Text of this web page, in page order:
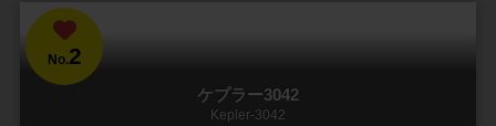
No.2
ケプラー3042
Kepler-3042